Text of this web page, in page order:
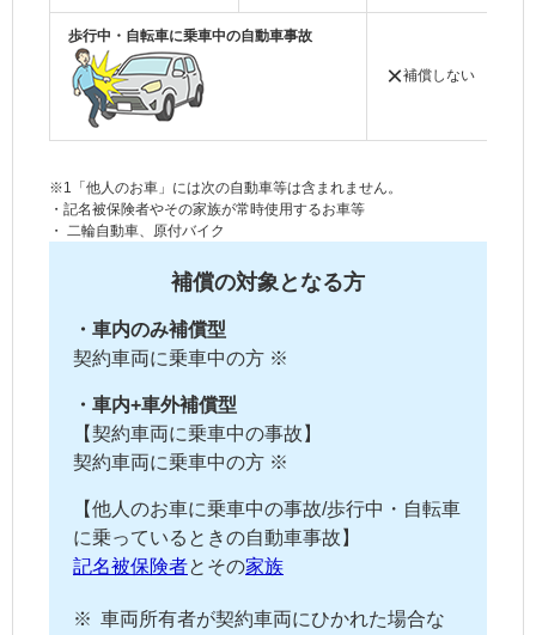
歩行中・自転車に乗車中の自動車事故
×補償しない
※1「他人のお車」には次の自動車等は含まれません。
・ 記名被保険者やその家族が常時使用するお車等
・ 二輪自動車、原付バイク
補償の対象となる方
・車内のみ補償型
契約車両に乗車中の方 ※
・車内+車外補償型
【契約車両に乗車中の事故】
契約車両に乗車中の方 ※
【他人のお車に乗車中の事故/歩行中・自転車
に乗っているときの自動車事故】
記名被保険者とその家族
※ 車両所有者が契約車両にひかれた場合な